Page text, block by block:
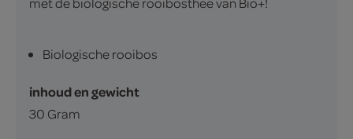
Biologische rooibos
inhoud en gewicht
30 Gram